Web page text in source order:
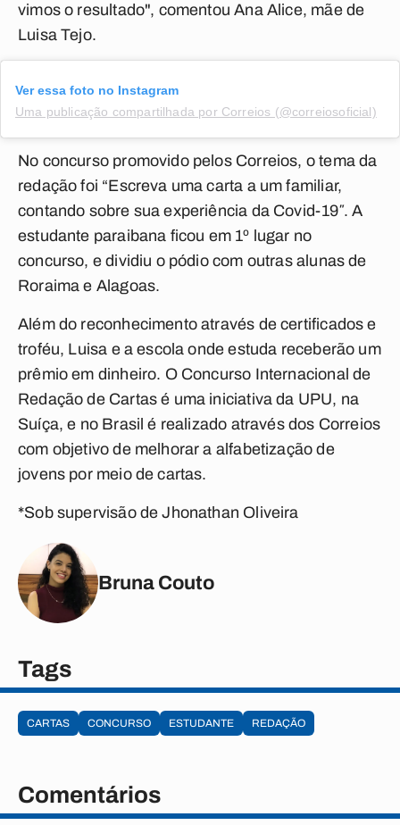
vimos o resultado", comentou Ana Alice, mãe de
Luisa Tejo.
Ver essa foto no Instagram
Uma publicação compartilhada por Correios (@correiosoficial)
No concurso promovido pelos Correios, o tema da
redação foi “Escreva uma carta a um familiar,
contando sobre sua experiência da Covid-19″. A
estudante paraibana ficou em 1º lugar no
concurso, e dividiu o pódio com outras alunas de
Roraima e Alagoas.
Além do reconhecimento através de certificados e
troféu, Luisa e a escola onde estuda receberão um
prêmio em dinheiro. O Concurso Internacional de
Redação de Cartas é uma iniciativa da UPU, na
Suíça, e no Brasil é realizado através dos Correios
com objetivo de melhorar a alfabetização de
jovens por meio de cartas.
*Sob supervisão de Jhonathan Oliveira
Bruna Couto
Tags
CARTAS CONCURSO ESTUDANTE REDAÇÃO
Comentários